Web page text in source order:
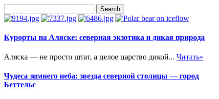
Курорты на Аляске: северная экзотика и дикая природа
Аляска — не просто штат, а целое царство дикой... Читать»
Чудеса зимнего неба: звезда северной столицы — город
Беттельс